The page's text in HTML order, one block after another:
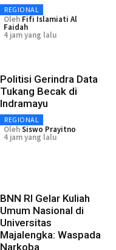
REGIONAL
Oleh Fifi Islamiati Al
Faidah
4 jam yang lalu
Politisi Gerindra Data
Tukang Becak di
Indramayu
REGIONAL
OlehSiswo Prayitno
4 jam yang lalu
BNN RI Gelar Kuliah
Umum Nasional di
Universitas
Majalengka: Waspada
Narkoba